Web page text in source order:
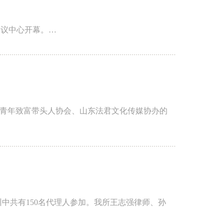
议中心开幕。…
年致富带头人协会、山东法君文化传媒协办的
共有150名代理人参加。我所王志强律师、孙